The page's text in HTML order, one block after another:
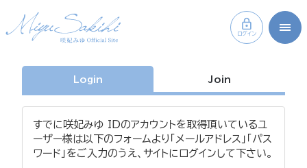
ログイン
Login Join
すでに咲妃みゆ IDのアカウントを取得頂いているユ
ーザー様は以下のフォームより「メールアドレス」「パス
ワード」をご入力のうえ、サイトにログインして下さい。